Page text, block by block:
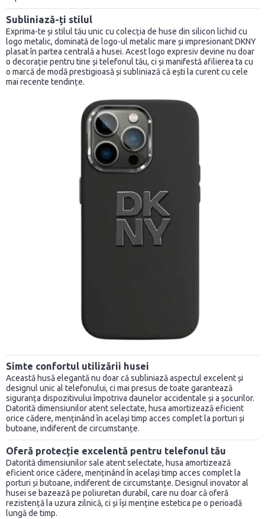
Subliniază-ți stilul
Exprima-te și stilul tău unic cu colecția de huse din silicon lichid cu
logo metalic, dominată de logo-ul metalic mare și impresionant DKNY
plasat în partea centrală a husei. Acest logo expresiv devine nu doar
o decorație pentru tine și telefonul tău, ci și manifestă afilierea ta cu
o marcă de modă prestigioasă și subliniază că ești la curent cu cele
mai recente tendințe.
Simte confortul utilizării husei
Această husă elegantă nu doar că subliniază aspectul excelent și
designul unic al telefonului, ci mai presus de toate garantează
siguranța dispozitivului împotriva daunelor accidentale și a șocurilor.
Datorită dimensiunilor atent selectate, husa amortizează eficient
orice cădere, menținând în același timp acces complet la porturi și
butoane, indiferent de circumstanțe.
Oferă protecție excelentă pentru telefonul tău
Datorită dimensiunilor sale atent selectate, husa amortizează
eficient orice cădere, menținând în același timp acces complet la
porturi și butoane, indiferent de circumstanțe. Designul inovator al
husei se bazează pe poliuretan durabil, care nu doar că oferă
rezistență la uzura zilnică, ci și își menține estetica pe o perioadă
lungă de timp.